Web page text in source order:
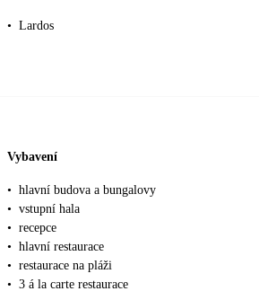
• Lardos
Vybavení
• hlavní budova a bungalovy
• vstupní hala
• recepce
• hlavní restaurace
• restaurace na pláži
• 3 á la carte restaurace